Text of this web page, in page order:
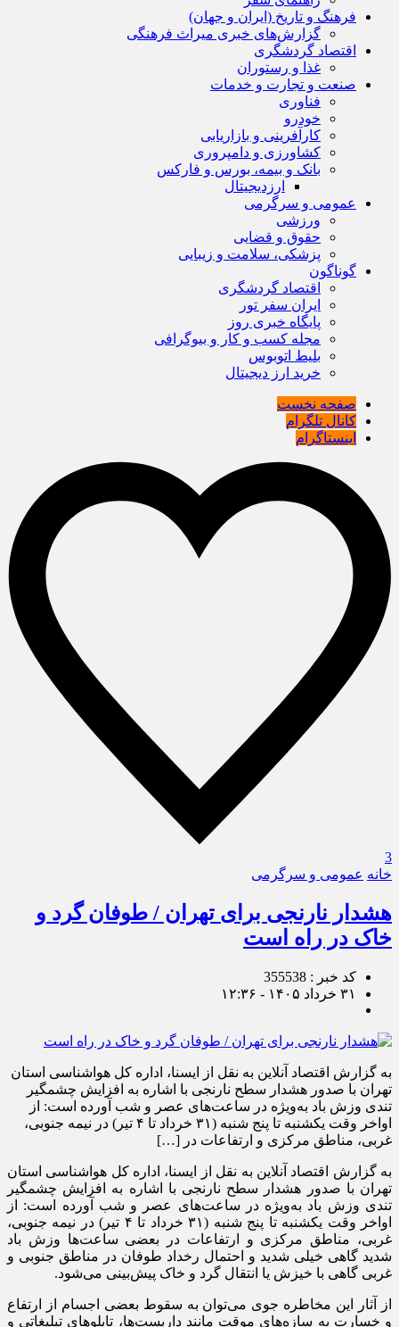
فرهنگ و تاریخ (ایران و جهان)
گزارش‌های خبری میراث فرهنگی
اقتصاد گردشگری
غذا و رستوران
صنعت و تجارت و خدمات
فناوری
خودرو
کارآفرینی و بازاریابی
کشاورزی و دامپروری
بانک و بیمه، بورس و فارکس
ارزدیجیتال
عمومی و سرگرمی
ورزشی
حقوق و قضایی
پزشکی، سلامت و زیبایی
گوناگون
اقتصاد گردشگری
ایران سفر تور
پایگاه خبری روز
مجله کسب و کار و بیوگرافی
بلیط اتوبوس
خرید ارز دیجیتال
صفحه نخست
کانال تلگرام
اینستاگرام
3
خانه عمومی و سرگرمی
هشدار نارنجی برای تهران / طوفان گرد و
خاک در راه است
کد خبر : 355538
۳۱ خرداد ۱۴۰۵ - ۱۲:۳۶
به گزارش اقتصاد آنلاین به نقل از ایسنا، اداره کل هواشناسی استان
تهران با صدور هشدار سطح نارنجی با اشاره به افزایش چشمگیر
تندی وزش باد به‌ویژه در ساعت‌های عصر و شب آورده است: از
اواخر وقت یکشنبه تا پنج شنبه (۳۱ خرداد تا ۴ تیر) در نیمه جنوبی،
غربی، مناطق مرکزی و ارتفاعات در […]
به گزارش اقتصاد آنلاین به نقل از ایسنا، اداره کل هواشناسی استان
تهران با صدور هشدار سطح نارنجی با اشاره به افزایش چشمگیر
تندی وزش باد به‌ویژه در ساعت‌های عصر و شب آورده است: از
اواخر وقت یکشنبه تا پنج شنبه (۳۱ خرداد تا ۴ تیر) در نیمه جنوبی،
غربی، مناطق مرکزی و ارتفاعات در بعضی ساعت‌ها وزش باد
شدید گاهی خیلی شدید و احتمال رخداد طوفان در مناطق جنوبی و
غربی گاهی با خیزش یا انتقال گرد و خاک پیش‌بینی می‌شود.
از آثار این مخاطره جوی می‌توان به سقوط بعضی اجسام از ارتفاع
و خسارت به سازه‌های موقت مانند داربست‌ها، تابلو‌های تبلیغاتی و